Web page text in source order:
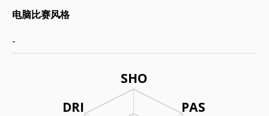
SHO
PAS
DRI
电脑比赛风格
-